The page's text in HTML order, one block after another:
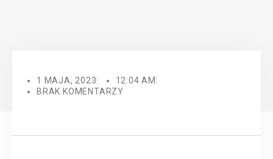
1 MAJA, 2023
12:04 AM
BRAK KOMENTARZY